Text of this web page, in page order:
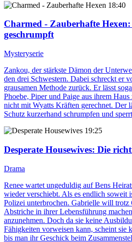
18:40
Charmed - Zauberhafte Hexen
geschrumpft
Mysteryserie
Zankou, der stärkste Dämon der
den drei Schwestern. Dabei schreckt er
grausamen Methode zurück. Er lässt
Phoebe, Piper und Paige aus ihrem
nicht mit Wyatts Kräften gerechnet. Der
Schutz kurzerhand schrumpfen und
19:25
Desperate Housewives: Die
Drama
Renee wartet ungeduldig auf Bens
wieder verschiebt. Als es endlich soweit
Polizei unterbrochen. Gabrielle will
Abstriche in ihrer Lebensführung
anzunehmen. Doch da sie keine
Fähigkeiten vorweisen kann, scheint sie
bis man ihr Geschick beim